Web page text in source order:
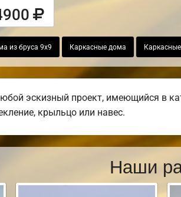
из бруса 9х9 Каркасные дома
эскизный проект, имеющийся в
крыльцо или навес.
Наши